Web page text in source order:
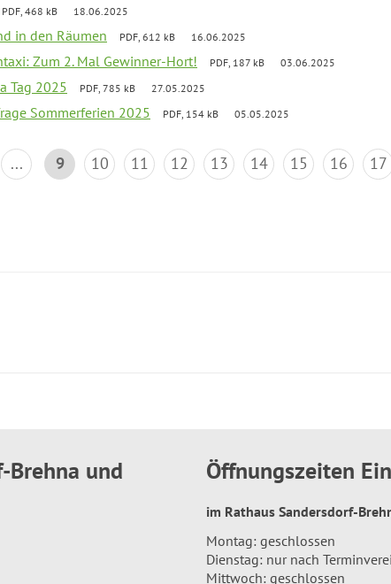
PDF, 468 kB 18.06.2025
in den Räumen PDF, 612 kB 16.06.2025
Zum 2. Mal Gewinner-Hort! PDF, 187 kB 03.06.2025
Tag 2025 PDF, 785 kB 27.05.2025
Sommerferien 2025 PDF, 154 kB 05.05.2025
... 9 10 11 12 13 14 15 16 17
Brehna und
Öffnungszeiten
im Rathaus Sandersdorf-
Montag: geschlossen
Dienstag: nur nach
Mittwoch: geschlossen